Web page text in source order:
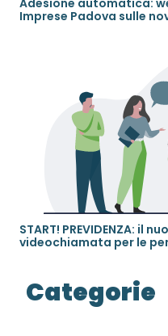
Adesione automatica:
Imprese Padova sulle
START! PREVIDENZA: il
videochiamata per le
Categorie